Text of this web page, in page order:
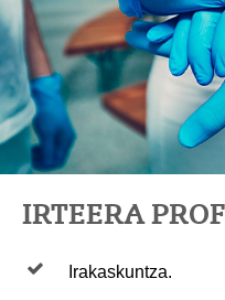
IRTEERA
Irakaskuntza.